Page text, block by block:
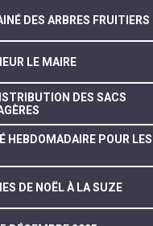
DES ARBRES FRUITIERS
LE MAIRE
DES SACS
HEBDOMADAIRE POUR LES
DE NOËL À LA SUZE